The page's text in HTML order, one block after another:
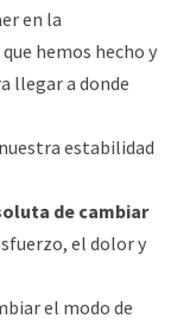
en la
hemos hecho y
llegar a donde
nuestra estabilidad
de cambiar
el dolor y
el modo de